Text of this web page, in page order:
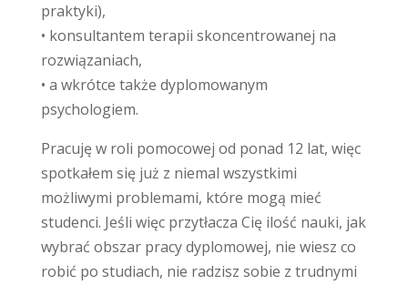
praktyki),
• konsultantem terapii skoncentrowanej na
rozwiązaniach,
• a wkrótce także dyplomowanym
psychologiem.
Pracuję w roli pomocowej od ponad 12 lat, więc
spotkałem się już z niemal wszystkimi
możliwymi problemami, które mogą mieć
studenci. Jeśli więc przytłacza Cię ilość nauki, jak
wybrać obszar pracy dyplomowej, nie wiesz co
robić po studiach, nie radzisz sobie z trudnymi